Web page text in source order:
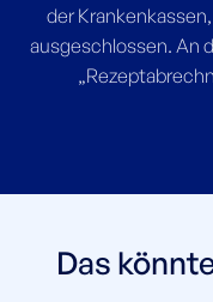
der
ausgeschlossen. An
Das